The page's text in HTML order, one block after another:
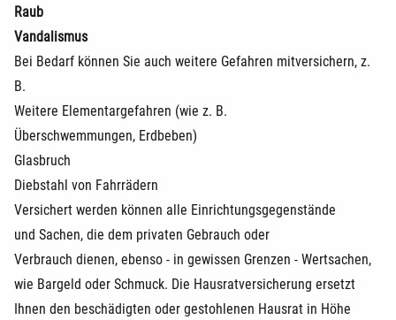
Raub
Vandalismus
Bei Bedarf können Sie auch weitere Gefahren mitversichern, z.
B.
Weitere Elementargefahren (wie z. B.
Überschwemmungen, Erdbeben)
Glasbruch
Diebstahl von Fahrrädern
Versichert werden können alle Einrichtungsgegenstände
und Sachen, die dem privaten Gebrauch oder
Verbrauch dienen, ebenso - in gewissen Grenzen - Wertsachen,
wie Bargeld oder Schmuck. Die Hausratversicherung ersetzt
Ihnen den beschädigten oder gestohlenen Hausrat in Höhe